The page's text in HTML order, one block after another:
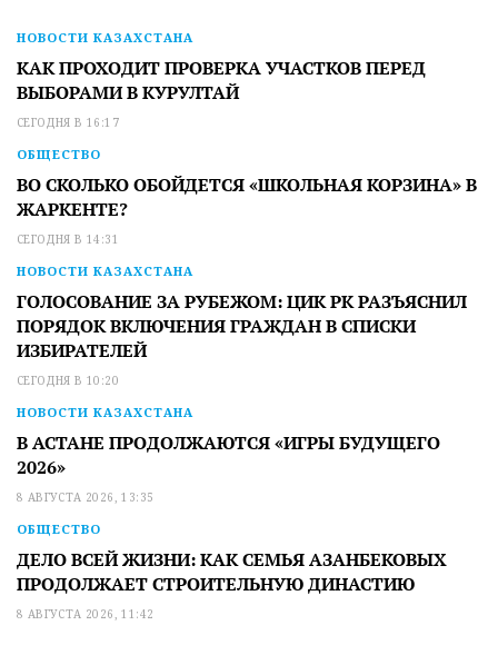
НОВОСТИ КАЗАХСТАНА
КАК ПРОХОДИТ ПРОВЕРКА УЧАСТКОВ ПЕРЕД
ВЫБОРАМИ В КУРУЛТАЙ
СЕГОДНЯ В 16:17
ОБЩЕСТВО
ВО СКОЛЬКО ОБОЙДЕТСЯ «ШКОЛЬНАЯ КОРЗИНА» В
ЖАРКЕНТЕ?
СЕГОДНЯ В 14:31
НОВОСТИ КАЗАХСТАНА
ГОЛОСОВАНИЕ ЗА РУБЕЖОМ: ЦИК РК РАЗЪЯСНИЛ
ПОРЯДОК ВКЛЮЧЕНИЯ ГРАЖДАН В СПИСКИ
ИЗБИРАТЕЛЕЙ
СЕГОДНЯ В 10:20
НОВОСТИ КАЗАХСТАНА
В АСТАНЕ ПРОДОЛЖАЮТСЯ «ИГРЫ БУДУЩЕГО
2026»
8 АВГУСТА 2026, 13:35
ОБЩЕСТВО
ДЕЛО ВСЕЙ ЖИЗНИ: КАК СЕМЬЯ АЗАНБЕКОВЫХ
ПРОДОЛЖАЕТ СТРОИТЕЛЬНУЮ ДИНАСТИЮ
8 АВГУСТА 2026, 11:42